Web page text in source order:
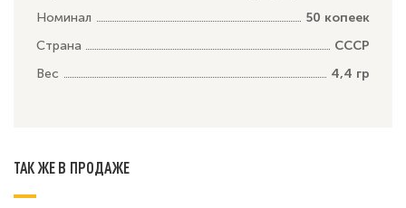
Номинал
50 копеек
Страна
СССР
Вес
4,4 гр
ТАК ЖЕ В ПРОДАЖЕ